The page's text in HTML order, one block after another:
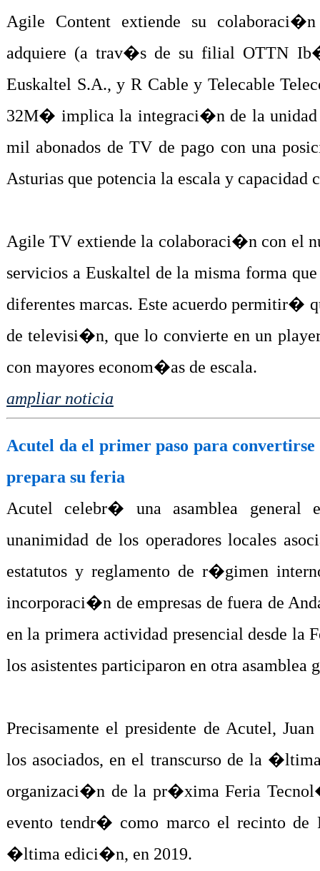
Agile Content extiende su
adquiere (a trav�s de su filial OTTN
Euskaltel S.A., y R Cable y Telecable
32M� implica la integraci�n de la unidad
mil abonados de TV de pago con una
Asturias que potencia la escala y
Agile TV extiende la colaboraci�n con el
servicios a Euskaltel de la misma forma
diferentes marcas. Este acuerdo permitir�
de televisi�n, que lo convierte en un
con mayores econom�as de escala.
ampliar noticia
Acutel da el primer paso para
prepara su feria
Acutel celebr� una asamblea
unanimidad de los operadores locales
estatutos y reglamento de r�gimen
incorporaci�n de empresas de fuera de
en la primera actividad presencial desde la
los asistentes participaron en otra asamblea
Precisamente el presidente de Acutel,
los asociados, en el transcurso de la
organizaci�n de la pr�xima Feria
evento tendr� como marco el recinto de
�ltima edici�n, en 2019.